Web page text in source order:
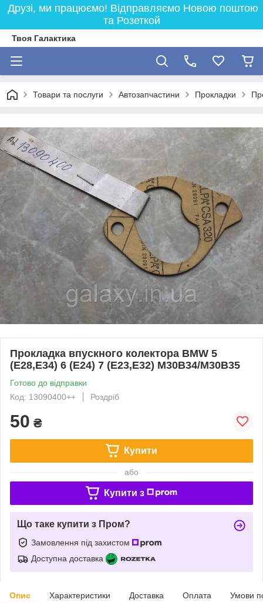
Друзі, ми працюємо! Відправляємо Новою поштою
та Розеткой
Твоя Галактика
Товари та послуги Автозапчастини Прокладки
Прокладка впускного колектора BMW 5
(E28,E34) 6 (E24) 7 (E23,E32) M30B34/M30B35
Готово до відправки
Код: 13090400++
Роздріб
50 ₴
Купити
або
Купити з
Що таке купити з Пром?
Замовлення під захистом
Доступна доставка
Опис Характеристики Доставка Оплата Умови